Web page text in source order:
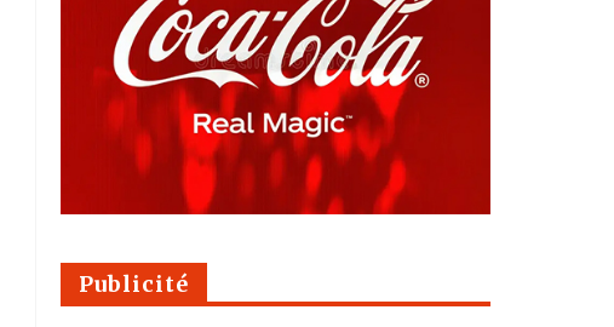
Publicité